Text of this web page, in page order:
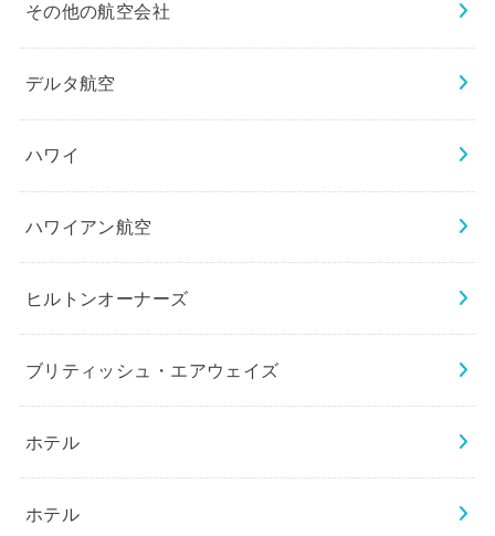
その他の航空会社
デルタ航空
ハワイ
ハワイアン航空
ヒルトンオーナーズ
ブリティッシュ・エアウェイズ
ホテル
ホテル